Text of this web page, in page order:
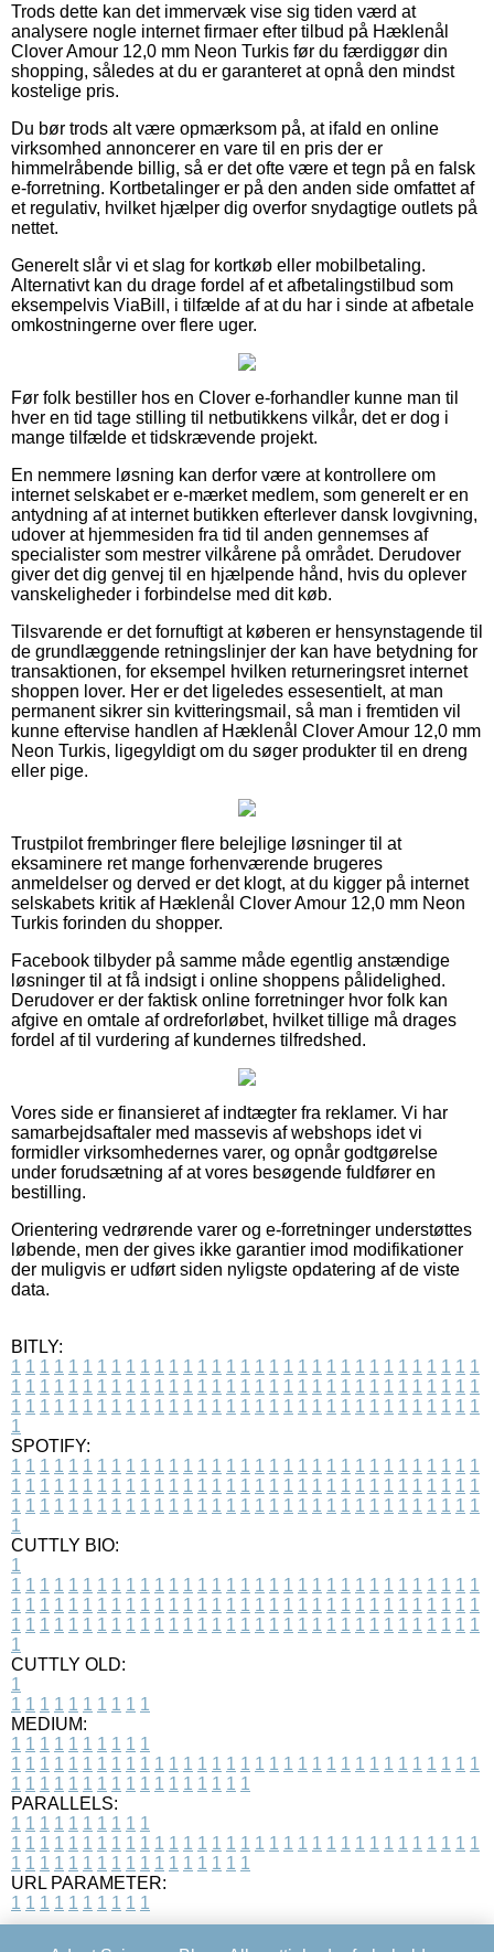
Trods dette kan det immervæk vise sig tiden værd at
analysere nogle internet firmaer efter tilbud på Hæklenål
Clover Amour 12,0 mm Neon Turkis før du færdiggør din
shopping, således at du er garanteret at opnå den mindst
kostelige pris.
Du bør trods alt være opmærksom på, at ifald en online
virksomhed annoncerer en vare til en pris der er
himmelråbende billig, så er det ofte være et tegn på en falsk
e-forretning. Kortbetalinger er på den anden side omfattet af
et regulativ, hvilket hjælper dig overfor snydagtige outlets på
nettet.
Generelt slår vi et slag for kortkøb eller mobilbetaling.
Alternativt kan du drage fordel af et afbetalingstilbud som
eksempelvis ViaBill, i tilfælde af at du har i sinde at afbetale
omkostningerne over flere uger.
Før folk bestiller hos en Clover e-forhandler kunne man til
hver en tid tage stilling til netbutikkens vilkår, det er dog i
mange tilfælde et tidskrævende projekt.
En nemmere løsning kan derfor være at kontrollere om
internet selskabet er e-mærket medlem, som generelt er en
antydning af at internet butikken efterlever dansk lovgivning,
udover at hjemmesiden fra tid til anden gennemses af
specialister som mestrer vilkårene på området. Derudover
giver det dig genvej til en hjælpende hånd, hvis du oplever
vanskeligheder i forbindelse med dit køb.
Tilsvarende er det fornuftigt at køberen er hensynstagende til
de grundlæggende retningslinjer der kan have betydning for
transaktionen, for eksempel hvilken returneringsret internet
shoppen lover. Her er det ligeledes essesentielt, at man
permanent sikrer sin kvitteringsmail, så man i fremtiden vil
kunne eftervise handlen af Hæklenål Clover Amour 12,0 mm
Neon Turkis, ligegyldigt om du søger produkter til en dreng
eller pige.
Trustpilot frembringer flere belejlige løsninger til at
eksaminere ret mange forhenværende brugeres
anmeldelser og derved er det klogt, at du kigger på internet
selskabets kritik af Hæklenål Clover Amour 12,0 mm Neon
Turkis forinden du shopper.
Facebook tilbyder på samme måde egentlig anstændige
løsninger til at få indsigt i online shoppens pålidelighed.
Derudover er der faktisk online forretninger hvor folk kan
afgive en omtale af ordreforløbet, hvilket tillige må drages
fordel af til vurdering af kundernes tilfredshed.
Vores side er finansieret af indtægter fra reklamer. Vi har
samarbejdsaftaler med massevis af webshops idet vi
formidler virksomhedernes varer, og opnår godtgørelse
under forudsætning af at vores besøgende fuldfører en
bestilling.
Orientering vedrørende varer og e-forretninger understøttes
løbende, men der gives ikke garantier imod modifikationer
der muligvis er udført siden nyligste opdatering af de viste
data.
BITLY:
1 1 1 1 1 1 1 1 1 1 1 1 1 1 1 1 1 1 1 1 1 1 1 1 1 1 1 1 1 1 1 1 1
1 1 1 1 1 1 1 1 1 1 1 1 1 1 1 1 1 1 1 1 1 1 1 1 1 1 1 1 1 1 1 1 1
1 1 1 1 1 1 1 1 1 1 1 1 1 1 1 1 1 1 1 1 1 1 1 1 1 1 1 1 1 1 1 1 1
1
SPOTIFY:
1 1 1 1 1 1 1 1 1 1 1 1 1 1 1 1 1 1 1 1 1 1 1 1 1 1 1 1 1 1 1 1 1
1 1 1 1 1 1 1 1 1 1 1 1 1 1 1 1 1 1 1 1 1 1 1 1 1 1 1 1 1 1 1 1 1
1 1 1 1 1 1 1 1 1 1 1 1 1 1 1 1 1 1 1 1 1 1 1 1 1 1 1 1 1 1 1 1 1
1
CUTTLY BIO:
1
1 1 1 1 1 1 1 1 1 1 1 1 1 1 1 1 1 1 1 1 1 1 1 1 1 1 1 1 1 1 1 1 1
1 1 1 1 1 1 1 1 1 1 1 1 1 1 1 1 1 1 1 1 1 1 1 1 1 1 1 1 1 1 1 1 1
1 1 1 1 1 1 1 1 1 1 1 1 1 1 1 1 1 1 1 1 1 1 1 1 1 1 1 1 1 1 1 1 1
1
CUTTLY OLD:
1
1 1 1 1 1 1 1 1 1 1
MEDIUM:
1 1 1 1 1 1 1 1 1 1
1 1 1 1 1 1 1 1 1 1 1 1 1 1 1 1 1 1 1 1 1 1 1 1 1 1 1 1 1 1 1 1 1
1 1 1 1 1 1 1 1 1 1 1 1 1 1 1 1 1
PARALLELS:
1 1 1 1 1 1 1 1 1 1
1 1 1 1 1 1 1 1 1 1 1 1 1 1 1 1 1 1 1 1 1 1 1 1 1 1 1 1 1 1 1 1 1
1 1 1 1 1 1 1 1 1 1 1 1 1 1 1 1 1
URL PARAMETER:
1 1 1 1 1 1 1 1 1 1